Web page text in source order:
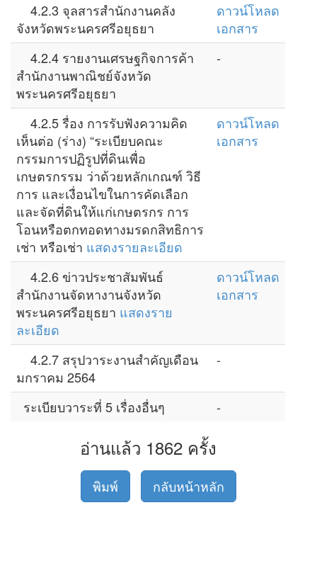
4.2.3 จุลสารสำนักงานคลัง
จังหวัดพระนครศรีอยุธยา
ดาวน์โหลด
เอกสาร
4.2.4 รายงานเศรษฐกิจการค้า
สำนักงานพาณิชย์จังหวัด
พระนครศรีอยุธยา
-
4.2.5 รื่อง การรับฟังความคิด
เห็นต่อ (ร่าง) “ระเบียบคณะ
กรรมการปฏิรูปที่ดินเพื่อ
เกษตรกรรม ว่าด้วยหลักเกณฑ์ วิธี
การ และเงื่อนไขในการคัดเลือก
และจัดที่ดินให้แก่เกษตรกร การ
โอนหรือตกทอดทางมรดกสิทธิการ
เช่า หรือเช่า แสดงรายละเอียด
ดาวน์โหลด
เอกสาร
4.2.6 ข่าวประชาสัมพันธ์
สำนักงานจัดหางานจังหวัด
พระนครศรีอยุธยา แสดงราย
ละเอียด
ดาวน์โหลด
เอกสาร
4.2.7 สรุปวาระงานสำคัญเดือน
มกราคม 2564
-
ระเบียบวาระที่ 5 เรื่องอื่นๆ -
อ่านแล้ว 1862 ครั้ง
พิมพ์ กลับหน้าหลัก